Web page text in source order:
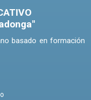
basado en formación